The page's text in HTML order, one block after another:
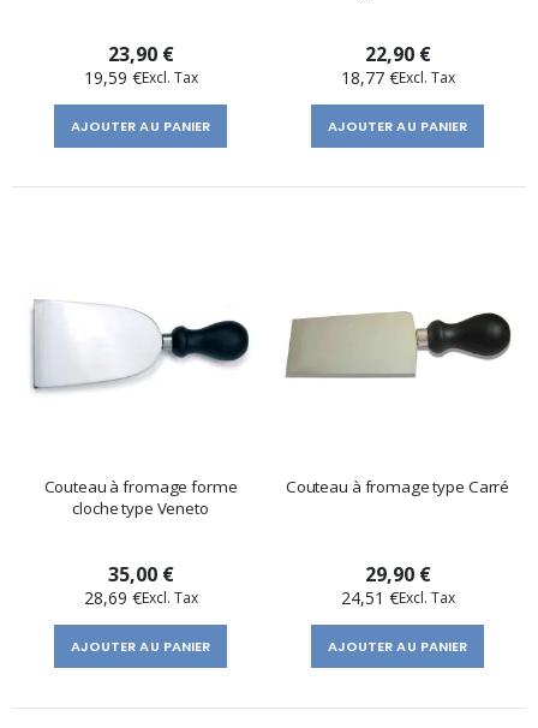
23,90 €
19,59 €
AJOUTER AU PANIER
22,90 €
18,77 €
AJOUTER AU PANIER
Couteau à fromage forme
cloche type Veneto
35,00 €
28,69 €
AJOUTER AU PANIER
Couteau à fromage type Carré
29,90 €
24,51 €
AJOUTER AU PANIER